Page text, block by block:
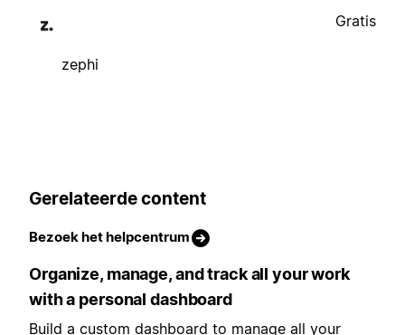
zephi
Gratis
Gerelateerde content
Bezoek het helpcentrum
Organize, manage, and track all your work
with a personal dashboard
Build a custom dashboard to manage all your